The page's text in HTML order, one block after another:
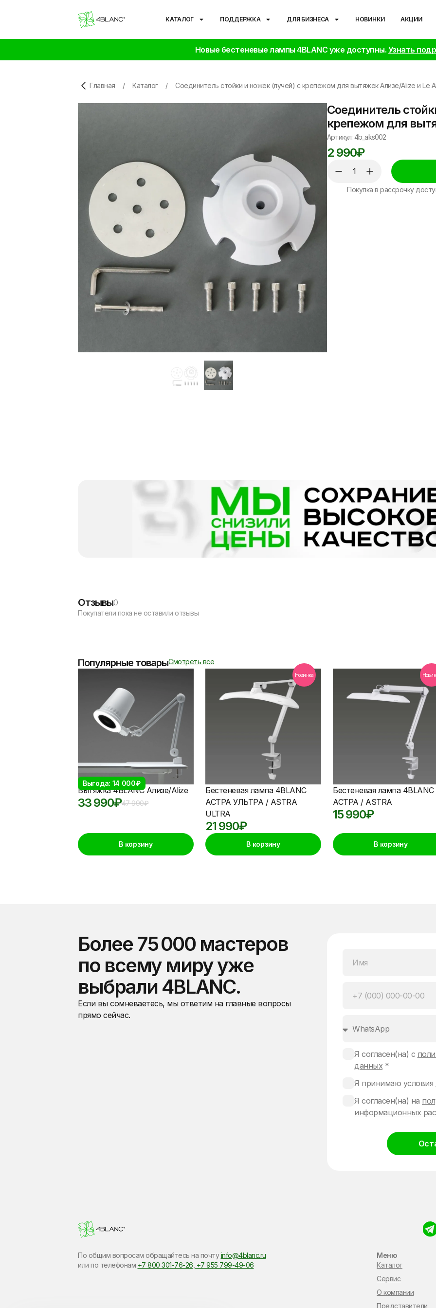
КАТАЛОГ ПОДДЕРЖКА ДЛЯ БИЗНЕСА НОВИНКИ АКЦИИ
Новые бестеневые лампы 4BLANC уже доступны. Узнать
Главная / Каталог / Соединитель стойки и ножек (лучей) с крепежом для вытяжек Ализе/Alize и Le
Соединитель
крепежом для
Артикул: 4b_aks002
2 990₽
Покупка в рассрочку
Отзывы0
Покупатели пока не оставили отзывы
Популярные товарыСмотреть все
Выгода: 14 000₽
Вытяжка 4BLANC Ализе/Alize
47 990₽
33 990₽
В корзину
Новинка
Бестеневая лампа 4BLANC
АСТРА УЛЬТРА / ASTRA
ULTRA
21 990₽
В корзину
Бестеневая лампа 4BLANC
АСТРА / ASTRA
15 990₽
В корзину
Более 75 000 мастеров
по всему миру уже
выбрали 4BLANC.
Если вы сомневаетесь, мы ответим на главные вопросы
прямо сейчас.
Я согласен(на) с
данных *
Я принимаю условия
Я согласен(на) на
информационных
По общим вопросам обращайтесь на почтуinfo@4blanc.ru
или по​ телефонам +7 800 301-76-26 +7 955 799-49-06
Меню
Каталог
Сервис
О компании
Представители